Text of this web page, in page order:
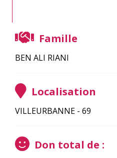
Famille
BEN ALI RIANI
Localisation
VILLEURBANNE - 69
Don total de :